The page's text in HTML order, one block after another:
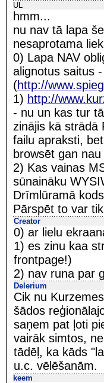
UL
hmm...
nu nav tā lapa
nesaprotama
0) Lapa NAV
alignotus saitus
(http://
1) http://
- nu un kas tur
zinājis kā strādā
failu apraksti,
browsēt gan
2) Kas vainas
sūnaināku
Drīmlūramā
Pārspēt to var
Creator
0) ar lielu
1) es zinu kaa
frontpage!)
2) nav runa par
Delerium
Cik nu
šādos
saņem pat ļoti
vairāk simtos,
tādēļ, ka kāds
u.c. vēlēšanām.
keem